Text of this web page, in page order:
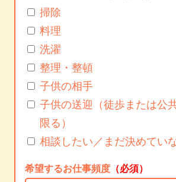
掃除
料理
洗濯
整理・整頓
子供の相手
子供の送迎（徒歩または公
限る）
相談したい／まだ決めてい
希望するお仕事頻度 （必須）